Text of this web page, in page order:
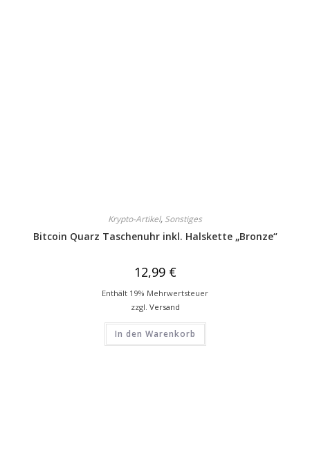
Krypto-Artikel, Sonstiges
Bitcoin Quarz Taschenuhr inkl. Halskette „Bronze“
12,99 €
Enthält 19% Mehrwertsteuer
zzgl. Versand
In den Warenkorb